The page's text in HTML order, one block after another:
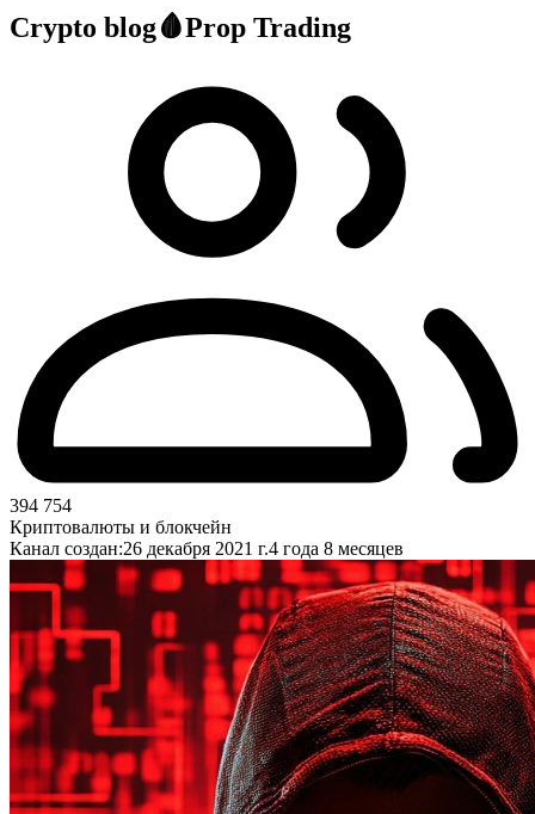
Crypto blog🩸Prop Trading
394 754
Криптовалюты и блокчейн
Канал создан:26 декабря 2021 г.4 года 8 месяцев